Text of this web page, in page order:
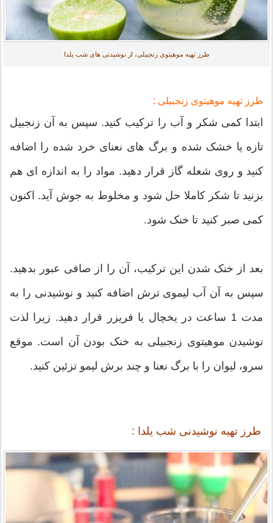
طرز تهیه موهیتوی زنجبیلی، از نوشیدنی های شب یلدا
طرز تهیه موهیتوی زنجبیلی :
ابتدا کمی شکر و آب را ترکیب کنید. سپس به آن زنجبیل
تازه یا خشک شده و برگ های نعنای خرد شده را اضافه
کنید و روی شعله گاز قرار دهید. مواد را به اندازه ای هم
بزنید تا شکر کاملا حل شود و مخلوط به جوش آید. اکنون
کمی صبر کنید تا خنک شود.
بعد از خنک شدن این ترکیب، آن را از صافی عبور بدهید.
سپس به آن آب لیموی ترش اضافه کنید و نوشیدنی را به
مدت 1 ساعت در یخچال یا فریزر قرار دهید. زیرا لذت
نوشیدن موهیتوی زنجبیلی به خنک بودن آن است. موقع
سرو، لیوان را با برگ نعنا و چند برش لیمو تزئین کنید.
طرز تهیه نوشیدنی شب یلدا :